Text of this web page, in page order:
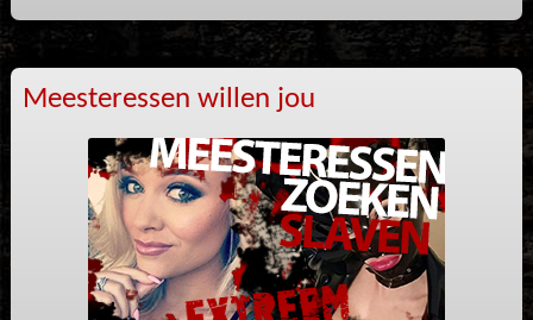
Meesteressen willen jou